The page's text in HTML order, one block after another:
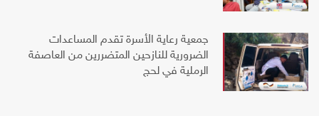
جمعية رعاية الأسرة تقدم المساعدات
الضرورية للنازحين المتضررين من العاصفة
الرملية في لحج